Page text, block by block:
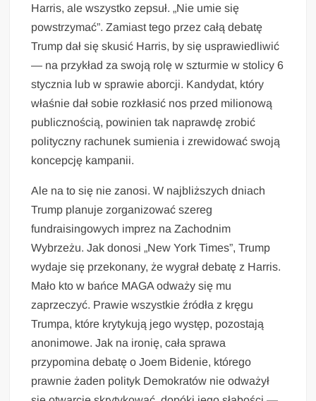
Harris, ale wszystko zepsuł. „Nie umie się
powstrzymać”. Zamiast tego przez całą debatę
Trump dał się skusić Harris, by się usprawiedliwić
— na przykład za swoją rolę w szturmie w stolicy 6
stycznia lub w sprawie aborcji. Kandydat, który
właśnie dał sobie rozkłasić nos przed milionową
publicznością, powinien tak naprawdę zrobić
polityczny rachunek sumienia i zrewidować swoją
koncepcję kampanii.
Ale na to się nie zanosi. W najbliższych dniach
Trump planuje zorganizować szereg
fundraisingowych imprez na Zachodnim
Wybrzeżu. Jak donosi „New York Times”, Trump
wydaje się przekonany, że wygrał debatę z Harris.
Mało kto w bańce MAGA odważy się mu
zaprzeczyć. Prawie wszystkie źródła z kręgu
Trumpa, które krytykują jego występ, pozostają
anonimowe. Jak na ironię, cała sprawa
przypomina debatę o Joem Bidenie, którego
prawnie żaden polityk Demokratów nie odważył